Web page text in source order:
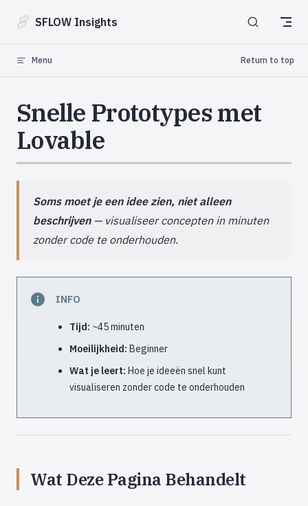
Skip to content
SFLOW Insights
Menu Return to top
Snelle Prototypes met
Lovable
Soms moet je een idee zien, niet alleen
beschrijven— visualiseer concepten in minuten
zonder code te onderhouden.
INFO
Tijd: ~45 minuten
Moeilijkheid: Beginner
Wat je leert: Hoe je ideeën snel kunt
visualiseren zonder code te onderhouden
Wat Deze Pagina Behandelt